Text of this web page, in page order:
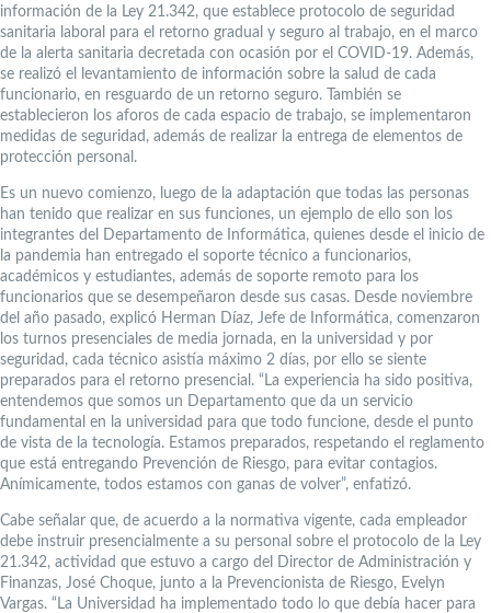
información de la Ley 21.342, que establece protocolo de seguridad
sanitaria laboral para el retorno gradual y seguro al trabajo, en el marco
de la alerta sanitaria decretada con ocasión por el COVID-19. Además,
se realizó el levantamiento de información sobre la salud de cada
funcionario, en resguardo de un retorno seguro. También se
establecieron los aforos de cada espacio de trabajo, se implementaron
medidas de seguridad, además de realizar la entrega de elementos de
protección personal.
Es un nuevo comienzo, luego de la adaptación que todas las personas
han tenido que realizar en sus funciones, un ejemplo de ello son los
integrantes del Departamento de Informática, quienes desde el inicio de
la pandemia han entregado el soporte técnico a funcionarios,
académicos y estudiantes, además de soporte remoto para los
funcionarios que se desempeñaron desde sus casas. Desde noviembre
del año pasado, explicó Herman Díaz, Jefe de Informática, comenzaron
los turnos presenciales de media jornada, en la universidad y por
seguridad, cada técnico asistía máximo 2 días, por ello se siente
preparados para el retorno presencial. “La experiencia ha sido positiva,
entendemos que somos un Departamento que da un servicio
fundamental en la universidad para que todo funcione, desde el punto
de vista de la tecnología. Estamos preparados, respetando el reglamento
que está entregando Prevención de Riesgo, para evitar contagios.
Anímicamente, todos estamos con ganas de volver”, enfatizó.
Cabe señalar que, de acuerdo a la normativa vigente, cada empleador
debe instruir presencialmente a su personal sobre el protocolo de la Ley
21.342, actividad que estuvo a cargo del Director de Administración y
Finanzas, José Choque, junto a la Prevencionista de Riesgo, Evelyn
Vargas. “La Universidad ha implementado todo lo que debía hacer para